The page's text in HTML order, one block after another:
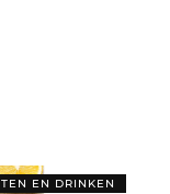
EN DRINKEN